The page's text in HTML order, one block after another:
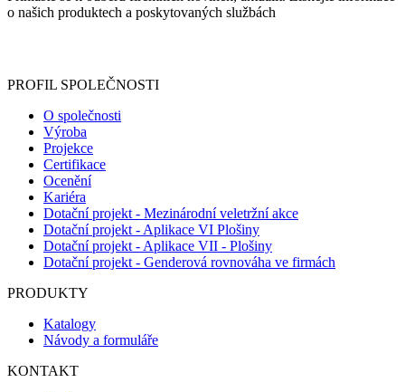
o našich produktech a poskytovaných službách
PROFIL SPOLEČNOSTI
O společnosti
Výroba
Projekce
Certifikace
Ocenění
Kariéra
Dotační projekt - Mezinárodní veletržní akce
Dotační projekt - Aplikace VI Plošiny
Dotační projekt - Aplikace VII - Plošiny
Dotační projekt - Genderová rovnováha ve firmách
PRODUKTY
Katalogy
Návody a formuláře
KONTAKT